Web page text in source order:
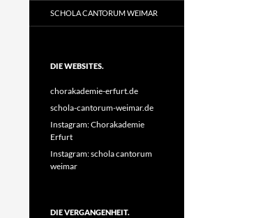
SCHOLA CANTORUM WEIMAR
DIE WEBSITES.
chorakademie-erfurt.de
schola-cantorum-weimar.de
Instagram: Chorakademie
Erfurt
Instagram: schola cantorum
weimar
DIE VERGANGENHEIT.